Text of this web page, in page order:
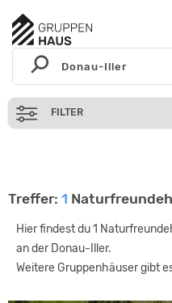
FILTER
Treffer: 1
Hier findest du 1
an der Donau-Iller.
Weitere Gruppenhäuser gibt